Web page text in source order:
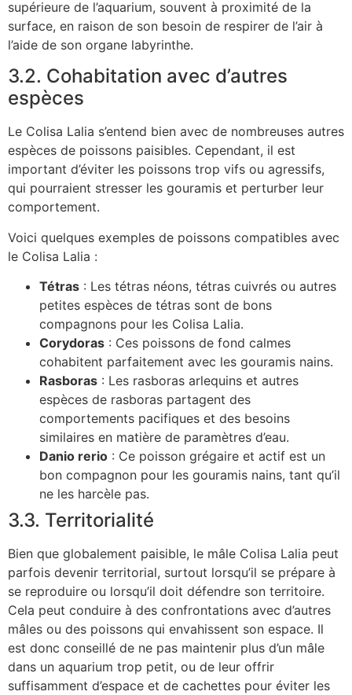
supérieure de l’aquarium, souvent à proximité de la
surface, en raison de son besoin de respirer de l’air à
l’aide de son organe labyrinthe.
3.2. Cohabitation avec d’autres
espèces
Le Colisa Lalia s’entend bien avec de nombreuses autres
espèces de poissons paisibles. Cependant, il est
important d’éviter les poissons trop vifs ou agressifs,
qui pourraient stresser les gouramis et perturber leur
comportement.
Voici quelques exemples de poissons compatibles avec
le Colisa Lalia :
Tétras : Les tétras néons, tétras cuivrés ou autres
petites espèces de tétras sont de bons
compagnons pour les Colisa Lalia.
Corydoras : Ces poissons de fond calmes
cohabitent parfaitement avec les gouramis nains.
Rasboras : Les rasboras arlequins et autres
espèces de rasboras partagent des
comportements pacifiques et des besoins
similaires en matière de paramètres d’eau.
Danio rerio : Ce poisson grégaire et actif est un
bon compagnon pour les gouramis nains, tant qu’il
ne les harcèle pas.
3.3. Territorialité
Bien que globalement paisible, le mâle Colisa Lalia peut
parfois devenir territorial, surtout lorsqu’il se prépare à
se reproduire ou lorsqu’il doit défendre son territoire.
Cela peut conduire à des confrontations avec d’autres
mâles ou des poissons qui envahissent son espace. Il
est donc conseillé de ne pas maintenir plus d’un mâle
dans un aquarium trop petit, ou de leur offrir
suffisamment d’espace et de cachettes pour éviter les